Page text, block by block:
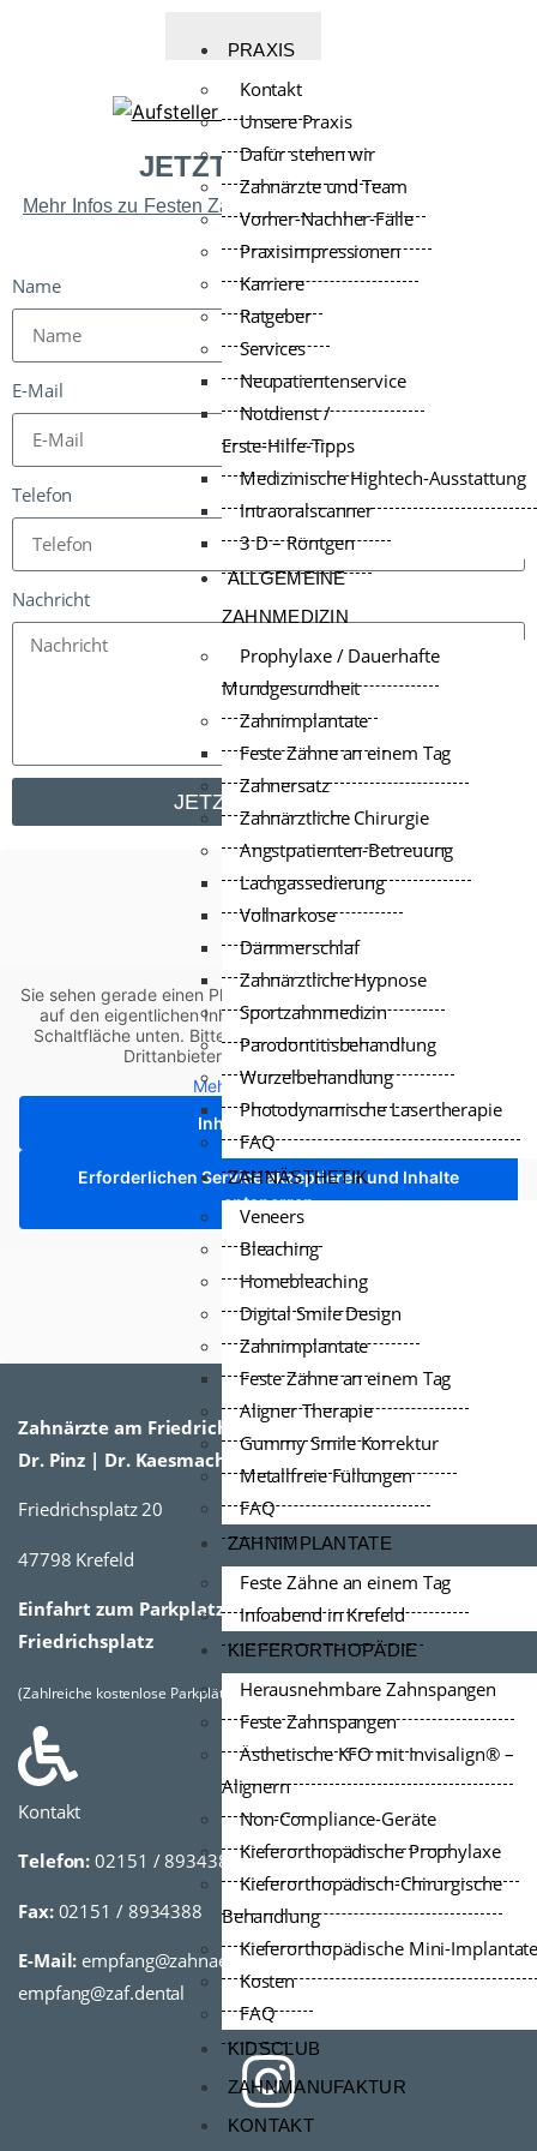
PRAXIS
Kontakt
Unsere Praxis
Dafür stehen wir
Zahnärzte und Team
Vorher-Nachher-Fälle
Praxisimpressionen
Karriere
Ratgeber
Services
Neupatientenservice
Notdienst /
Erste-Hilfe-Tipps
Medizinische Hightech-Ausstattung
Intraoralscanner
3 D – Röntgen
ALLGEMEINE
ZAHNMEDIZIN
Prophylaxe / Dauerhafte
Mundgesundheit
Zahnimplantate
Feste Zähne an einem Tag
Zahnersatz
Zahnärztliche Chirurgie
Angstpatienten-Betreuung
Lachgassedierung
Vollnarkose
Dämmerschlaf
Zahnärztliche Hypnose
Sportzahnmedizin
Parodontitisbehandlung
Wurzelbehandlung
Photodynamische Lasertherapie
FAQ
ZAHNÄSTHETIK
Veneers
Bleaching
Homebleaching
Digital Smile Design
Zahnimplantate
Feste Zähne an einem Tag
Aligner Therapie
Gummy Smile Korrektur
Metallfreie Füllungen
FAQ
ZAHNIMPLANTATE
Feste Zähne an einem Tag
Infoabend in Krefeld
KIEFERORTHOPÄDIE
Herausnehmbare Zahnspangen
Feste Zahnspangen
Ästhetische KFO mit Invisalign® –
Alignern
Non-Compliance-Geräte
Kieferorthopädische Prophylaxe
Kieferorthopädisch-Chirurgische
Behandlung
Kieferorthopädische Mini-
Kosten
FAQ
KIDSCLUB
ZAHNMANUFAKTUR
KONTAKT
JETZT ANMELDEN
Mehr Infos zu Festen Zähnen an einem Tag - die All on 4-
Methode
Name
E-Mail
Telefon
Nachricht
JETZT ANMELDEN
Sie sehen gerade einen Platzhalterinhalt vonGoogle Maps
auf den eigentlichen Inhalt zuzugreifen, klicken Sie auf die
Schaltfläche unten. Bitte beachten Sie, dass dabei Daten an
Drittanbieter weitergegeben werden.
Mehr Informationen
Inhalt entsperren
Erforderlichen Service akzeptieren und Inhalte
entsperren
Zahnärzte am Friedrichsplatz
Dr. Pinz | Dr. Kaesmacher
Friedrichsplatz 20
47798 Krefeld
Einfahrt zum Parkplatz vom Kreisverkehr
Friedrichsplatz
(Zahlreiche kostenlose Parkplätze vorhanden)
Kontakt
Telefon: 02151 / 8934389
Fax:02151 / 8934388
E-Mail: empfang@zahnaerzte-am-friedrichsplatz.de,
empfang@zaf.dental